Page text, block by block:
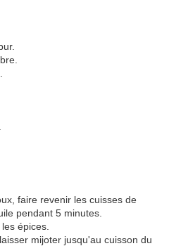
faire revenir les cuisses de
pendant 5 minutes.
épices.
mijoter jusqu'au cuisson du